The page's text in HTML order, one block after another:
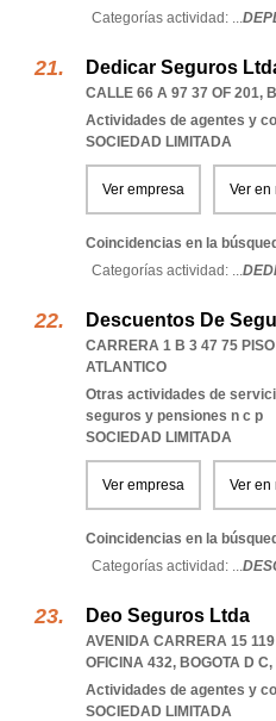
Categorías actividad: ...
Dedicar Seguros
CALLE 66 A 97 37 OF 201,
Actividades de agentes y
SOCIEDAD LIMITADA
Ver empresa Ver en
Coincidencias en la
Categorías actividad: ...
Descuentos De
CARRERA 1 B 3 47 75
ATLANTICO
Otras actividades de
seguros y pensiones n c p
SOCIEDAD LIMITADA
Ver empresa Ver en
Coincidencias en la
Categorías actividad: ...
Deo Seguros Ltda
AVENIDA CARRERA 15
OFICINA 432, BOGOTA D C,
Actividades de agentes y
SOCIEDAD LIMITADA